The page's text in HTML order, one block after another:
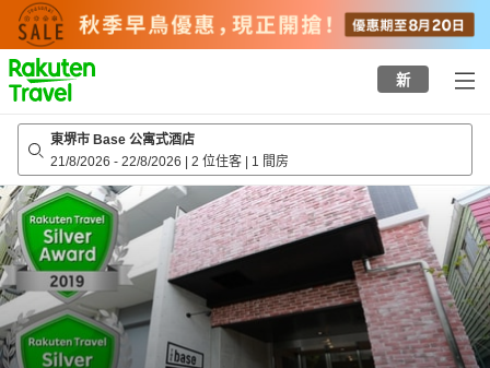
to
top
page
新
東堺市 Base 公寓式酒店
21/8/2026 - 22/8/2026 | 2 位住客 | 1 間房